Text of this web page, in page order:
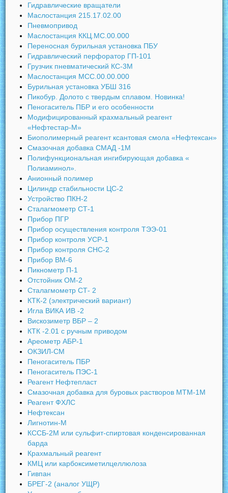
Гидравлические вращатели
Маслостанция 215.17.02.00
Пневмопривод
Маслостанция ККЦ.МС.00.000
Переносная бурильная установка ПБУ
Гидравлический перфоратор ГП-101
Грузчик пневматический КС-3М
Маслостанция МСC.00.00.000
Бурильная установка УБШ 316
Пикобур. Долото с твердым сплавом. Новинка!
Пеногаситель ПБР и его особенности
Модифицированный крахмальный реагент
«Нефтестар-М»
Биополимерный реагент ксантовая смола «Нефтексан»
Смазочная добавка СМАД -1М
Полифункциональная ингибирующая добавка «
Полиаминол».
Анионный полимер
Цилиндр стабильности ЦС-2
Устройство ПКН-2
Сталагмометр СТ-1
Прибор ПГР
Прибор осуществления контроля ТЭЭ-01
Прибор контроля УСР-1
Прибор контроля СНС-2
Прибор ВМ-6
Пикнометр П-1
Отстойник ОМ-2
Сталагмометр СТ- 2
КТК-2 (электрический вариант)
Игла ВИКА ИВ -2
Вискозиметр ВБР – 2
КТК -2.01 с ручным приводом
Ареометр АБР-1
ОКЗИЛ-СМ
Пеногаситель ПБР
Пеногаситель ПЭС-1
Реагент Нефтепласт
Смазочная добавка для буровых растворов МТМ-1М
Реагент ФХЛС
Нефтексан
Лигнотин-М
КССБ-2М или сульфит-спиртовая конденсированная
барда
Крахмальный реагент
КМЦ или карбоксиметилцеллюлоза
Гивпан
БРЕГ-2 (аналог УЩР)